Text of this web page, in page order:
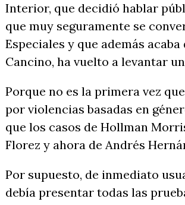
Interior, que decidió hablar
que muy seguramente se
Especiales y que además
Cancino, ha vuelto a levantar
Porque no es la primera vez
por violencias basadas en
que los casos de Hollman
Florez y ahora de Andrés
Por supuesto, de inmediato
debía presentar todas las